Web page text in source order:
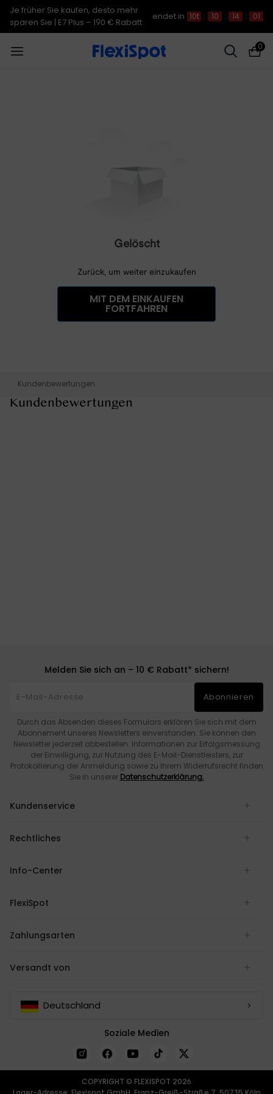
Je früher Sie kaufen, desto mehr
sparen Sie | E7 Plus – 190 € Rabatt
endet in 10t : 10 : 14 : 01
0
Gelöscht
Zurück, um weiter einzukaufen
MIT DEM EINKAUFEN
FORTFAHREN
Kundenbewertungen
Kundenbewertungen
Melden Sie sich an – 10 € Rabatt* sichern!
Abonnieren
Durch das Absenden dieses Formulars erklären Sie sich mit dem
Abonnement unseres Newsletters einverstanden. Sie können den
Newsletter jederzeit abbestellen. Informationen zur Erfolgsmessung
der Einwilligung, zur Nutzung des E-Mail-Dienstleisters, zur
Protokollierung der Anmeldung sowie zu Ihrem Widerrufsrecht finden
Sie in unserer Datenschutzerklärung.
Kundenservice
Rechtliches
Info-Center
FlexiSpot
Zahlungsarten
Versandt von
Deutschland
Soziale Medien
COPYRIGHT © FLEXISPOT 2026